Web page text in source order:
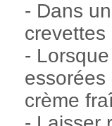
- Dans
crevettes
-
crème